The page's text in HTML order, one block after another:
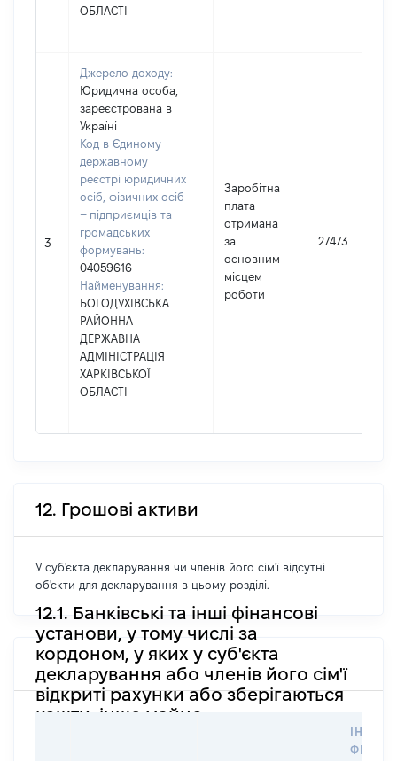
ОБЛАСТІ
3
Джерело доходу:
Юридична особа,
зареєстрована в
Україні
Код в Єдиному
державному
реєстрі юридичних
осіб, фізичних осіб
– підприємців та
громадських
формувань:
04059616
Найменування:
БОГОДУХІВСЬКА
РАЙОННА
ДЕРЖАВНА
АДМІНІСТРАЦІЯ
ХАРКІВСЬКОЇ
ОБЛАСТІ
Заробітна
плата
отримана
за
основним
місцем
роботи
27473
12. Грошові активи
У суб'єкта декларування чи членів його сім'ї відсутні
об'єкти для декларування в цьому розділі.
12.1. Банківські та інші фінансові
установи, у тому числі за
кордоном, у яких у суб'єкта
декларування або членів його сім'ї
відкриті рахунки або зберігаються
кошти, інше майно